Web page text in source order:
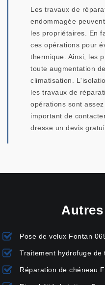
Les travaux de
endommagée
les propriétaires. En
ces opérations pour
thermique. Ainsi, les
toute augmentation
climatisation.
les travaux de
opérations sont
important de
dresse un devis
Pose de velux Fontan
Traitement hydrofuge
Réparation de chéneau